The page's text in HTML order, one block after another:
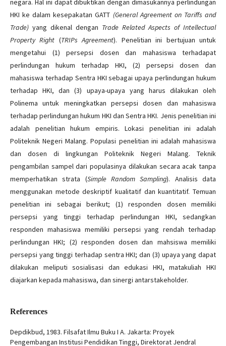
negara. Hal ini dapat dibuktikan dengan dimasukannya perlindungan
HKI ke dalam kesepakatan GATT (General Agreement on Tariffs and
Trade) yang dikenal dengan Trade Related Aspects of Intellectual
Property Right (TRIPs Agreement). Penelitian ini bertujuan untuk
mengetahui (1) persepsi dosen dan mahasiswa terhadapat
perlindungan hukum terhadap HKI, (2) persepsi dosen dan
mahasiswa terhadap Sentra HKI sebagai upaya perlindungan hukum
terhadap HKI, dan (3) upaya-upaya yang harus dilakukan oleh
Polinema untuk meningkatkan persepsi dosen dan mahasiswa
terhadap perlindungan hukum HKI dan Sentra HKI. Jenis penelitian ini
adalah penelitian hukum empiris. Lokasi penelitian ini adalah
Politeknik Negeri Malang. Populasi penelitian ini adalah mahasiswa
dan dosen di lingkungan Politeknik Negeri Malang. Teknik
pengambilan sampel dari populasinya dilakukan secara acak tanpa
memperhatikan strata (Simple Random Sampling). Analisis data
menggunakan metode deskriptif kualitatif dan kuantitatif. Temuan
penelitian ini sebagai berikut; (1) responden dosen memiliki
persepsi yang tinggi terhadap perlindungan HKI, sedangkan
responden mahasiswa memiliki persepsi yang rendah terhadap
perlindungan HKI; (2) responden dosen dan mahsiswa memiliki
persepsi yang tinggi terhadap sentra HKI; dan (3) upaya yang dapat
dilakukan meliputi sosialisasi dan edukasi HKI, matakuliah HKI
diajarkan kepada mahasiswa, dan sinergi antarstakeholder.
References
Depdikbud, 1983. Filsafat Ilmu Buku I A. Jakarta: Proyek
Pengembangan Institusi Pendidikan Tinggi, Direktorat Jendral